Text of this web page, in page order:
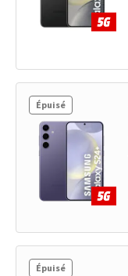
Épuisé
Épuisé